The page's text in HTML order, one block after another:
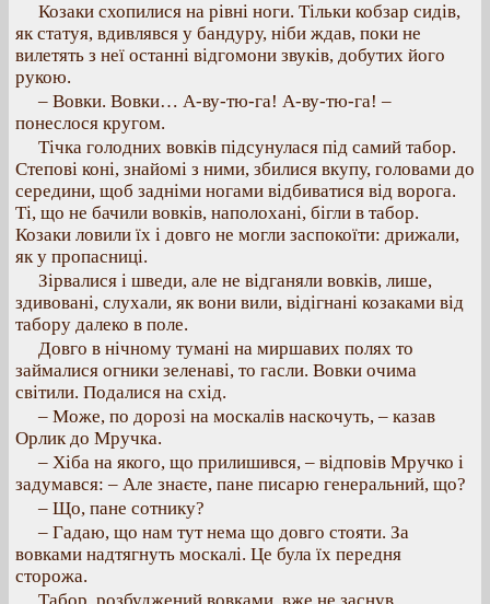
Козаки схопилися на рівні ноги. Тільки кобзар сидів,
як статуя, вдивлявся у бандуру, ніби ждав, поки не
вилетять з неї останні відгомони звуків, добутих його
рукою.
– Вовки. Вовки… А-ву-тю-га! А-ву-тю-га! –
понеслося кругом.
Тічка голодних вовків підсунулася під самий табор.
Степові коні, знайомі з ними, збилися вкупу, головами до
середини, щоб задніми ногами відбиватися від ворога.
Ті, що не бачили вовків, наполохані, бігли в табор.
Козаки ловили їх і довго не могли заспокоїти: дрижали,
як у пропасниці.
Зірвалися і шведи, але не відганяли вовків, лише,
здивовані, слухали, як вони вили, відігнані козаками від
табору далеко в поле.
Довго в нічному тумані на миршавих полях то
займалися огники зеленаві, то гасли. Вовки очима
світили. Подалися на схід.
– Може, по дорозі на москалів наскочуть, – казав
Орлик до Мручка.
– Хіба на якого, що прилишився, – відповів Мручко і
задумався: – Але знаєте, пане писарю генеральний, що?
– Що, пане сотнику?
– Гадаю, що нам тут нема що довго стояти. За
вовками надтягнуть москалі. Це була їх передня
сторожа.